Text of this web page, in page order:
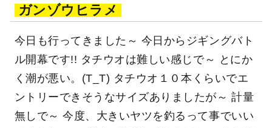
ガンゾウヒラメ
今日も行ってきました～ 今日からジギングバト
ル開幕です!! タチウオは難しい感じで～ とにか
く潮が悪い。(T_T) タチウオ１０本くらいでエ
ントリーできそうなサイズありましたが～ 計量
無しで～ 今度、大きいヤツを釣るって事でいい